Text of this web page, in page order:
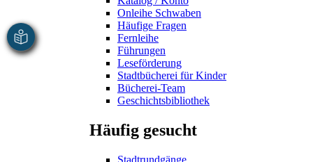
Onleihe Schwaben
Häufige Fragen
Fernleihe
Führungen
Leseförderung
Stadtbücherei für Kinder
Bücherei-Team
Geschichtsbibliothek
Häufig gesucht
Stadtrundgänge